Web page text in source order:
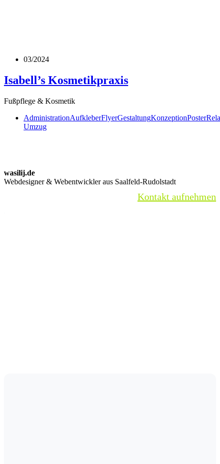
03/2024
Isabell’s Kosmetikpraxis
Fußpflege & Kosmetik
AdministrationAufkleberFlyerGestaltungKonzeptionPoster
Umzug
wasilij.de
Webdesigner & Webentwickler aus Saalfeld-Rudolstadt
Kontakt aufnehmen